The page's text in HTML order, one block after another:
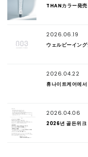
THANカラー発売
2026.06.19
ウェルビーイン
2026.04.22
휴나이트케어에서
2026.04.06
2026년 골든위크